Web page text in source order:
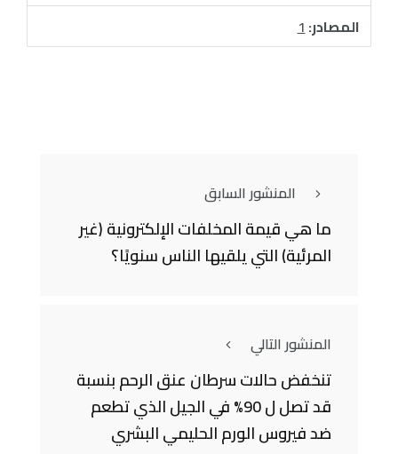
المصادر:1
المنشور السابق
ما هي قيمة المخلفات الإلكترونية (غير
المرئية) التي يلقيها الناس سنويًا؟
المنشور التالي
تنخفض حالات سرطان عنق الرحم بنسبة
قد تصل ل 90% في الجيل الذي تطعم
ضد فيروس الورم الحليمي البشري